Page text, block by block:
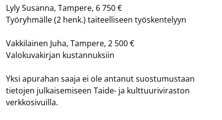
Lyly Susanna, Tampere, 6 750 €
Työryhmälle (2 henk.) taiteelliseen työskentelyyn
Vakkilainen Juha, Tampere, 2 500 €
Valokuvakirjan kustannuksiin
Yksi apurahan saaja ei ole antanut suostumustaan
tietojen julkaisemiseen Taide- ja kulttuuriviraston
verkkosivuilla.